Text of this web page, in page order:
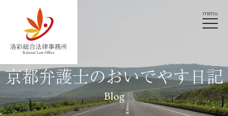
menu
京都弁護士のおいでやす日記
Blog